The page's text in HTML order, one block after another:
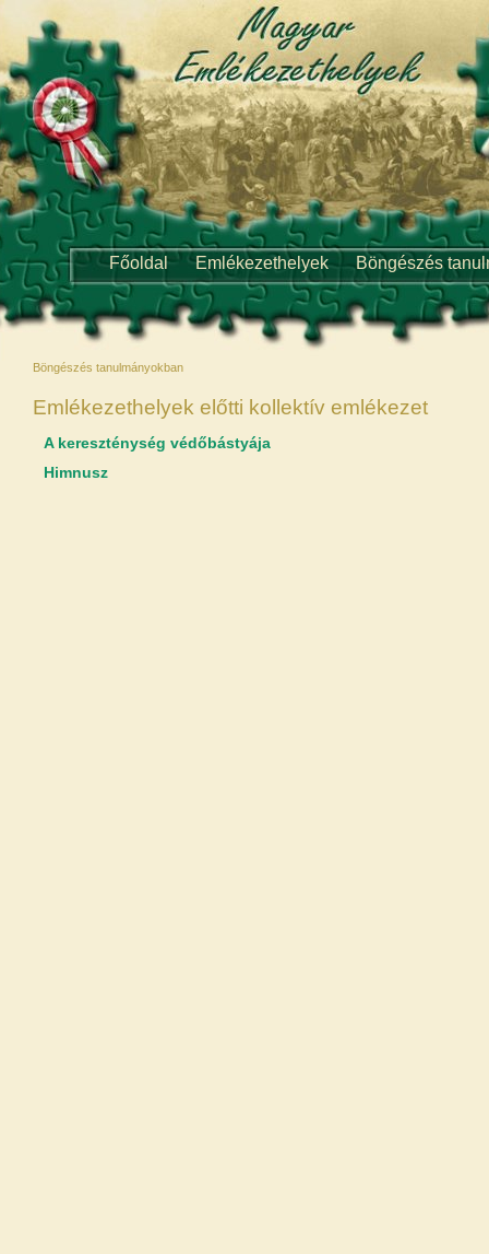
Főoldal Emlékezethelyek Böngészés
Böngészés tanulmányokban
Emlékezethelyek előtti kollektív emlékezet
A kereszténység védőbástyája
Himnusz